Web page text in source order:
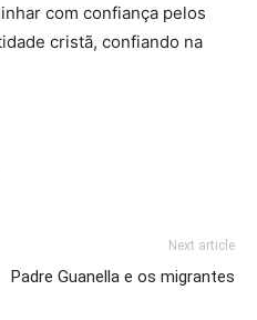
com confiança pelos
cristã, confiando na
Next article
Padre Guanella e os migrantes